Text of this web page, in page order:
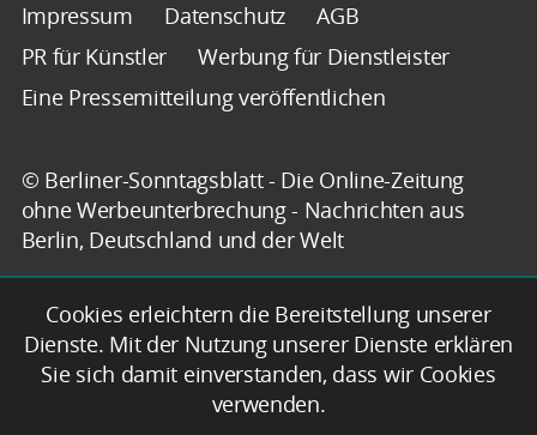
Impressum
Datenschutz
AGB
PR für Künstler
Werbung für Dienstleister
Eine Pressemitteilung veröffentlichen
© Berliner-Sonntagsblatt - Die Online-Zeitung
ohne Werbeunterbrechung - Nachrichten aus
Berlin, Deutschland und der Welt
Cookies erleichtern die Bereitstellung unserer
Dienste. Mit der Nutzung unserer Dienste erklären
Sie sich damit einverstanden, dass wir Cookies
verwenden.